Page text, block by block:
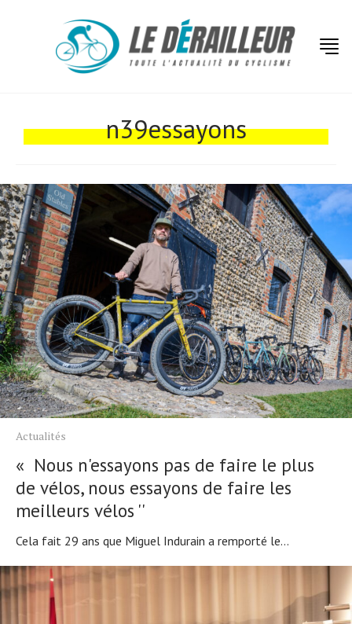
n39essayons
Actualités
« Nous n'essayons pas de faire le plus
de vélos, nous essayons de faire les
meilleurs vélos ''
Cela fait 29 ans que Miguel Indurain a remporté le...
Actualités
Tests de produits
Conseils
Tendances
Tous nos articles
À propos